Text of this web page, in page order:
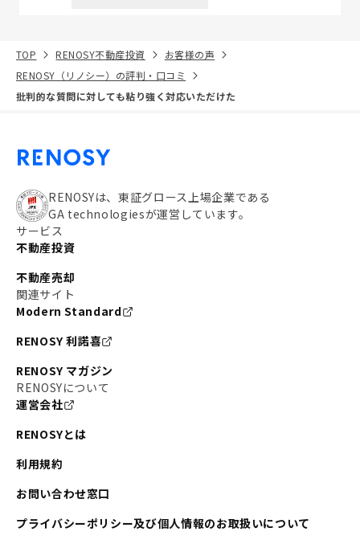
TOP RENOSY不動産投資
お客様の声
RENOSY（リノシー）の評判・口コミ
批判的な質問に対しても粘り強く対応いただけた
RENOSYは、東証グロース上場企業である
GA technologiesが運営しています。
サービス
不動産投資
不動産売却
関連サイト
Modern Standard
RENOSY 利諾喜
RENOSY マガジン
RENOSYについて
運営会社
RENOSYとは
利用規約
お問い合わせ窓口
プライバシーポリシー及び個人情報のお取扱いについて